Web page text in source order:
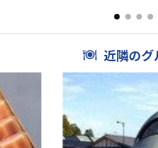
近隣のグ